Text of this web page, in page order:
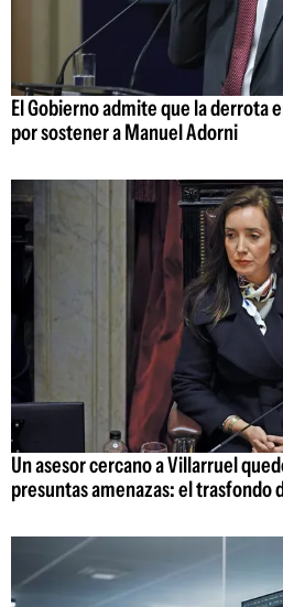
El Gobierno admite que la derrota
por sostener a Manuel Adorni
Un asesor cercano a Villarruel
presuntas amenazas: el trasfondo